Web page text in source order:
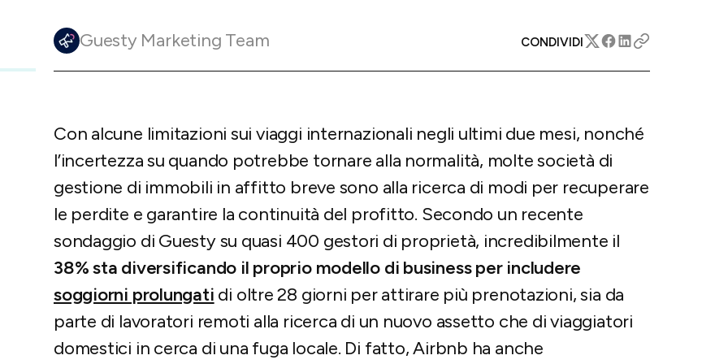
Guesty Marketing Team CONDIVIDI
Con alcune limitazioni sui viaggi internazionali negli ultimi due mesi, nonché
l’incertezza su quando potrebbe tornare alla normalità, molte società di
gestione di immobili in affitto breve sono alla ricerca di modi per recuperare
le perdite e garantire la continuità del profitto. Secondo un recente
sondaggio di Guesty su quasi 400 gestori di proprietà, incredibilmente il
38% sta diversificando il proprio modello di business per includere
soggiorni prolungati di oltre 28 giorni per attirare più prenotazioni, sia da
parte di lavoratori remoti alla ricerca di un nuovo assetto che di viaggiatori
domestici in cerca di una fuga locale. Di fatto, Airbnb ha anche